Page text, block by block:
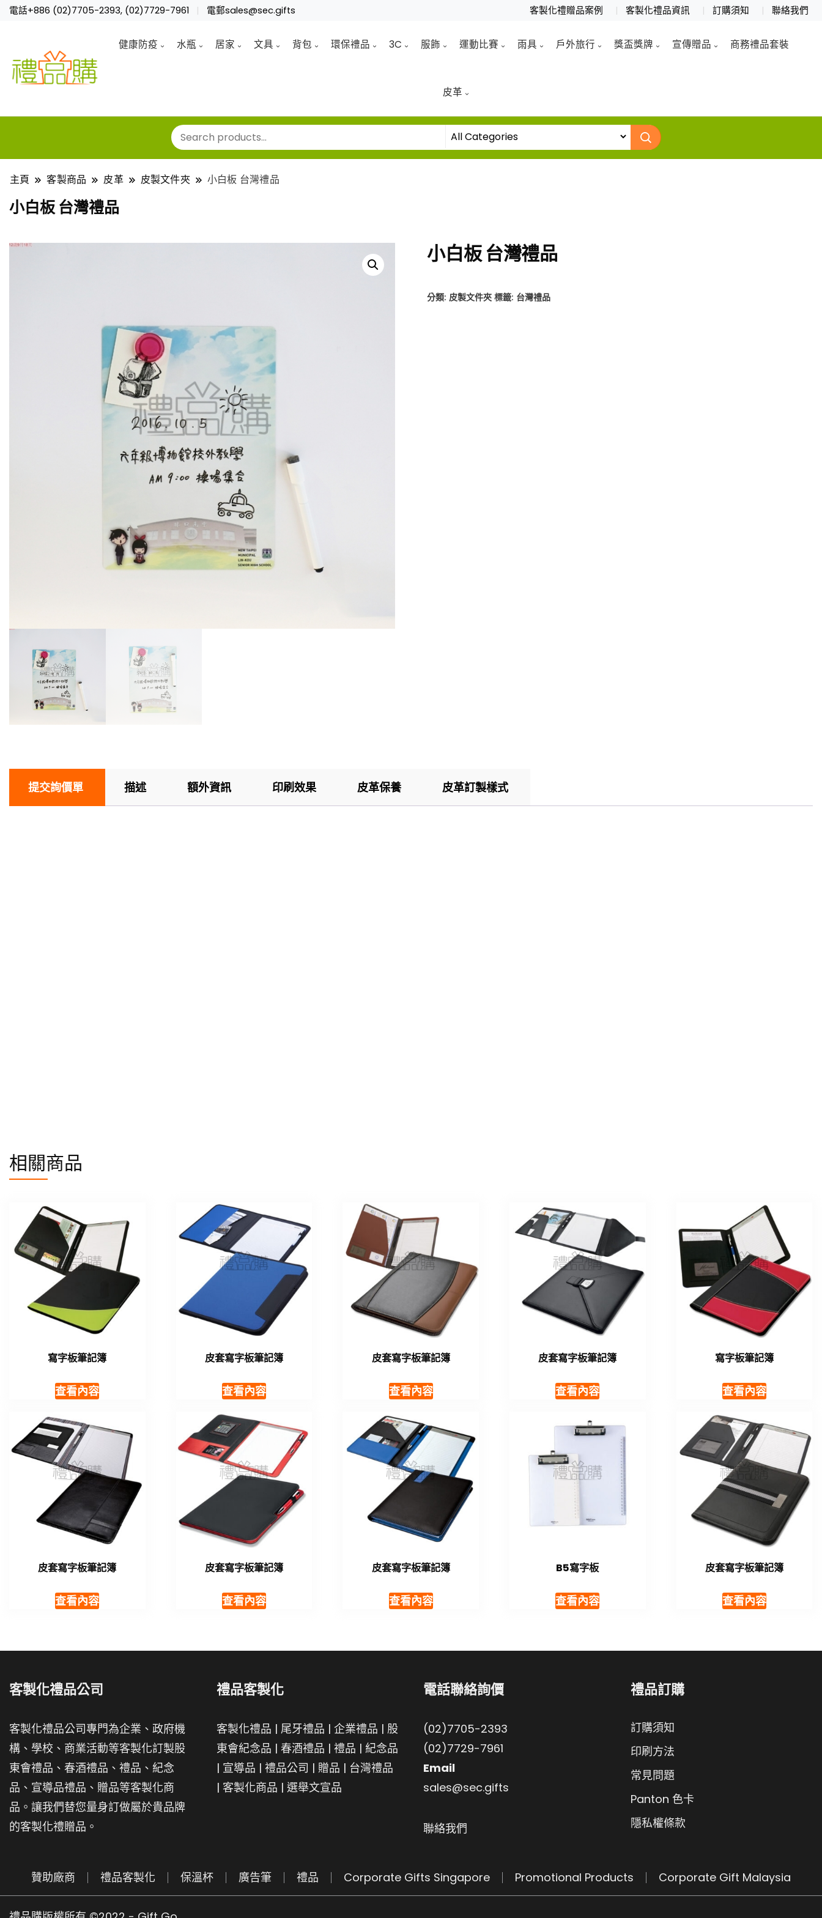
電話+886 (02)7705-2393, (02)7729-7961 電郵sales@sec.gifts 客製化禮贈品案例 客製化禮品資訊 訂購須知 聯絡我們
健康防疫 水瓶 居家 文具 背包 環保禮品 3C 服飾 運動比賽 雨具 戶外旅行 獎盃獎牌 宣傳贈品 商務禮品套裝
皮革
主頁 客製商品 皮革 皮製文件夾 小白板 台灣禮品
小白板 台灣禮品
小白板 台灣禮品
分類: 皮製文件夾 標籤: 台灣禮品
提交詢價單 描述 額外資訊 印刷效果 皮革保養 皮革訂製樣式
相關商品
寫字板筆記簿
查看內容
皮套寫字板筆記簿
查看內容
皮套寫字板筆記簿
查看內容
皮套寫字板筆記簿
查看內容
寫字板筆記簿
查看內容
皮套寫字板筆記簿
查看內容
皮套寫字板筆記簿
查看內容
皮套寫字板筆記簿
查看內容
B5寫字板
查看內容
皮套寫字板筆記簿
查看內容
客製化禮品公司
客製化禮品公司專門為企業、政府機
構、學校、商業活動等客製化訂製股
東會禮品、春酒禮品、禮品、紀念
品、宣導品禮品、贈品等客製化商
品。讓我們替您量身訂做屬於貴品牌
的客製化禮贈品。
禮品客製化
客製化禮品 | 尾牙禮品 | 企業禮品 | 股
東會紀念品 | 春酒禮品 | 禮品 | 紀念品
| 宣導品 | 禮品公司 | 贈品 | 台灣禮品
| 客製化商品 | 選舉文宣品
電話聯絡詢價
(02)7705-2393
(02)7729-7961
Email
sales@sec.gifts
聯絡我們
禮品訂購
訂購須知
印刷方法
常見問題
Panton 色卡
隱私權條款
贊助廠商 禮品客製化 保溫杯 廣告筆 禮品 Corporate Gifts Singapore Promotional Products Corporate Gift Malaysia